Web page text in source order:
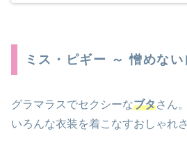
ミス・ピギー ～ 憎めない
グラマラスでセクシーなブタさん。
いろんな衣装を着こなすおしゃれ